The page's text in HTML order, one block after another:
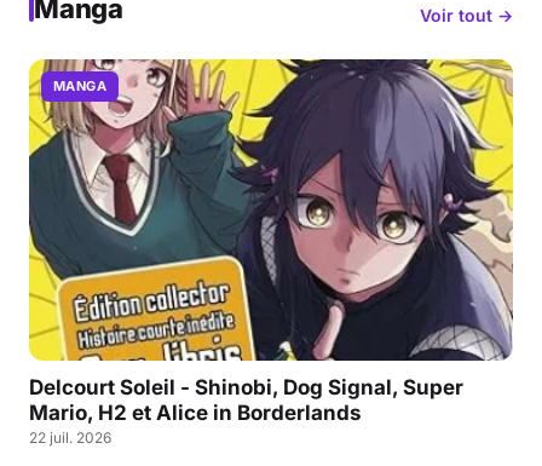
Manga Voir tout →
MANGA
Delcourt Soleil - Shinobi, Dog Signal, Super
Mario, H2 et Alice in Borderlands
22 juil. 2026